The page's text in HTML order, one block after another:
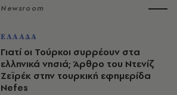
Newsroom
ΕΛΛΑΔΑ
Γιατί οι Τούρκοι συρρέουν στα
ελληνικά νησιά; Άρθρο του Ντενίζ
Ζεϊρέκ στην τουρκική εφημερίδα
Nefes